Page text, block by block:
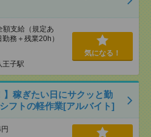
支給（規定あ
務＋残業20h）
王子駅
気になる！
】稼ぎたい日にサクッと勤
フトの軽作業[アルバイト]